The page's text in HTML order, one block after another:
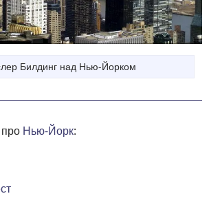
Билдинг над Нью-Йорком
Нью-Йорк: